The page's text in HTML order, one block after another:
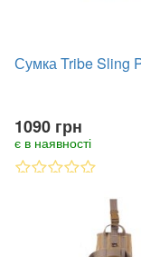
Сумка Tribe Sling
1090 грн
є в наявності